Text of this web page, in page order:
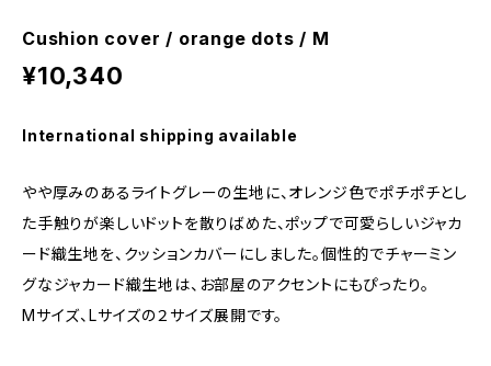
Cushion cover / orange dots / M
¥10,340
International shipping available
やや厚みのあるライトグレーの生地に、オレンジ色でポチポチとし
た手触りが楽しいドットを散りばめた、ポップで可愛らしいジャカ
ード織生地を、クッションカバーにしました。個性的でチャーミン
グなジャカード織生地は、お部屋のアクセントにもぴったり。
Mサイズ、Lサイズの２サイズ展開です。